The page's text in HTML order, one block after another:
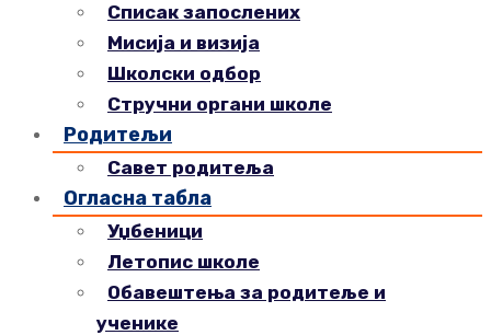
Списак запослених
Мисија и визија
Школски одбор
Стручни органи школе
Родитељи
Савет родитеља
Огласна табла
Уџбеници
Летопис школе
Обавештења за родитеље и
ученике